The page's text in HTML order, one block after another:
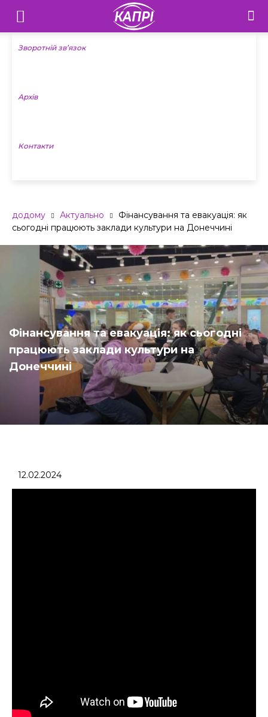
Телебачення
«Капрі»
Новини
Зворотній зв’язок
Архів
Контакти
додому Актуально
Фінансування та евакуація: як
сьогодні працюють заклади культури на Донеччині
Фінансування та евакуація: як сьогодні
працюють заклади культури на
Донеччині
12.02.2024